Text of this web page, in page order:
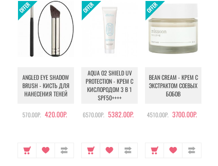
ANGLED EYE SHADOW
BRUSH - КИСТЬ ДЛЯ
НАНЕСЕНИЯ ТЕНЕЙ
570.00Р. 420.00Р.
AQUA O2 SHIELD UV
PROTECTION - КРЕМ С
КИСЛОРОДОМ 3 В 1
SPF50++++
6570.00Р. 5382.00Р.
BEAN CREAM - КРЕМ С
ЭКСТРАКТОМ СОЕВЫХ
БОБОВ
4510.00Р. 3700.00Р.